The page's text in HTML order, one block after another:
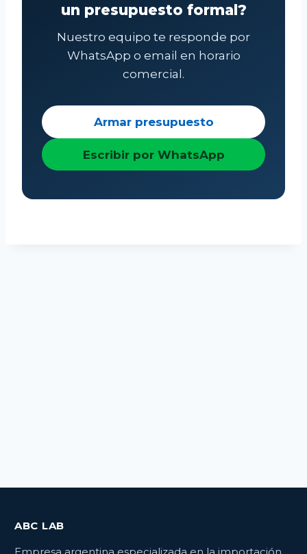
un presupuesto formal?
Nuestro equipo te responde por
WhatsApp o email en horario
comercial.
Armar presupuesto
Escribir por WhatsApp
ABC LAB